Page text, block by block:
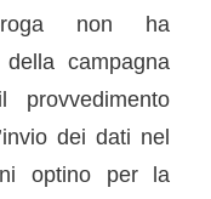
non ha
campagna
provvedimento
dei dati nel
optino per la